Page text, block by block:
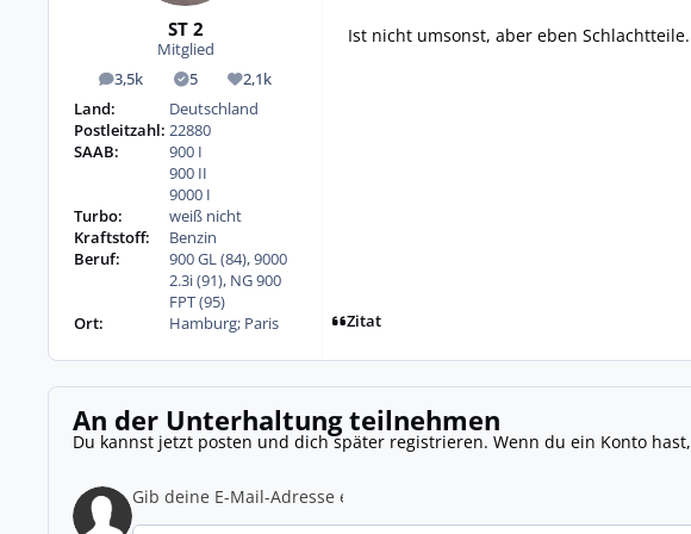
ST 2
Mitglied
3,5k
Beiträge 5
Lösungen2,1k
Reputation
Land:
Deutschland
Postleitzahl: 22880
SAAB:
900 I
900 II
9000 I
Turbo:
weiß nicht
Kraftstoff:
Benzin
Beruf:
900 GL (84), 9000
2.3i (91), NG 900
FPT (95)
Ort:
Hamburg; Paris
Ist nicht umsonst, aber eben Schlachtteile.
Zitat
An der Unterhaltung teilnehmen
Du kannst jetzt posten und dich später registrieren. Wenn du ein Konto hast,